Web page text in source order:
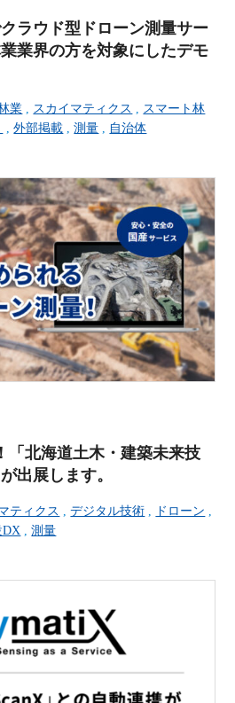
ラウド型ドローン測量サー
業界の方を対象にしたデモ
業 スカイマティクス
スマート林
,外部掲載 ,測量 自治体
「北海道土木・建築未来技
出展します。
ティクス ,デジタル技術 , ドローン ,
DX ,測量